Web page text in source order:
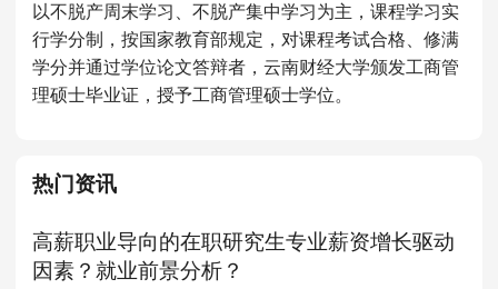
以不脱产周末学习、不脱产集中学习为主，课程学习实
行学分制，按国家教育部规定，对课程考试合格、修满
学分并通过学位论文答辩者，云南财经大学颁发工商管
理硕士毕业证，授予工商管理硕士学位。
热门资讯
高薪职业导向的在职研究生专业薪资增长驱动
因素？就业前景分析？